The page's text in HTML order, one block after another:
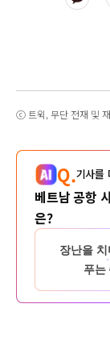
ⓒ 트윅, 무단 전재 및
Q.기사를
베트남 공항
은?
장난을
푸는